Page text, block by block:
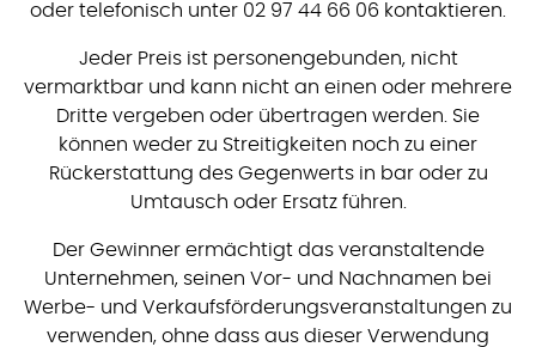
oder telefonisch unter 02 97 44 66 06 kontaktieren.
Jeder Preis ist personengebunden, nicht
vermarktbar und kann nicht an einen oder mehrere
Dritte vergeben oder übertragen werden. Sie
können weder zu Streitigkeiten noch zu einer
Rückerstattung des Gegenwerts in bar oder zu
Umtausch oder Ersatz führen.
Der Gewinner ermächtigt das veranstaltende
Unternehmen, seinen Vor- und Nachnamen bei
Werbe- und Verkaufsförderungsveranstaltungen zu
verwenden, ohne dass aus dieser Verwendung